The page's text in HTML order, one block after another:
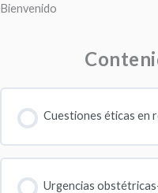
Bienvenido
Cuestiones éticas en
Urgencias